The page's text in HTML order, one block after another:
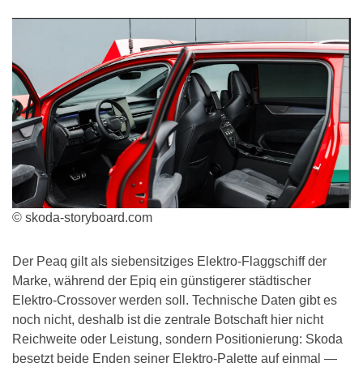
© skoda-storyboard.com
Der Peaq gilt als siebensitziges Elektro-Flaggschiff der
Marke, während der Epiq ein günstigerer städtischer
Elektro-Crossover werden soll. Technische Daten gibt es
noch nicht, deshalb ist die zentrale Botschaft hier nicht
Reichweite oder Leistung, sondern Positionierung: Skoda
besetzt beide Enden seiner Elektro-Palette auf einmal —